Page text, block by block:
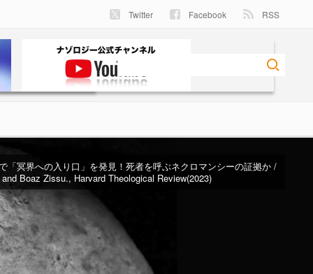
Twitter Facebook RSS
「冥界への入り口」を発見！死者を呼ぶネクロマンシーの証拠か /
Boaz Zissu., Harvard Theological Review(2023)